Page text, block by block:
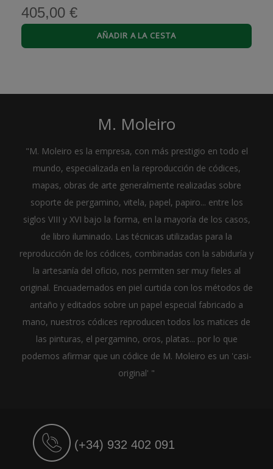
405,00 €
AÑADIR A LA CESTA
M. Moleiro
"M. Moleiro es la empresa, con más prestigio en todo el
mundo, especializada en la reproducción de códices,
mapas, obras de arte generalmente realizadas sobre
soporte de pergamino, vitela, papel, papiro... entre los
siglos VIII y XVI bajo la forma, en la mayoría de los casos,
de libro iluminado. Las técnicas utilizadas para la
reproducción de los códices, combinadas con la sabiduría y
la artesanía del oficio, nos permiten ser muy fieles al
original. Encuadernados en piel curtida con los métodos de
antaño y editados sobre un papel especial fabricado a
mano, nuestros códices reproducen todos los matices de
las pinturas, el pergamino, oros, platas... por lo que
podemos afirmar que un códice de M. Moleiro es un 'casi-
original' "
(+34) 932 402 091